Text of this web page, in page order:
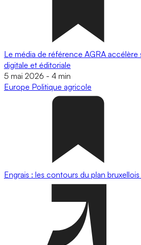
Le média de référence AGRA accélère
digitale et éditoriale
5 mai 2026 - 4 min
Europe Politique agricole
Engrais : les contours du plan bruxellois